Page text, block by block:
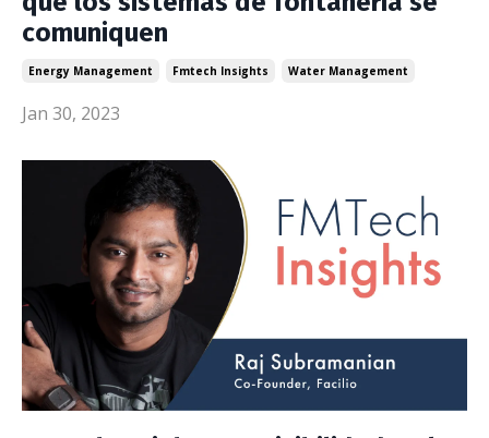
comuniquen
Energy Management Fmtech Insights Water Management
Jan 30, 2023